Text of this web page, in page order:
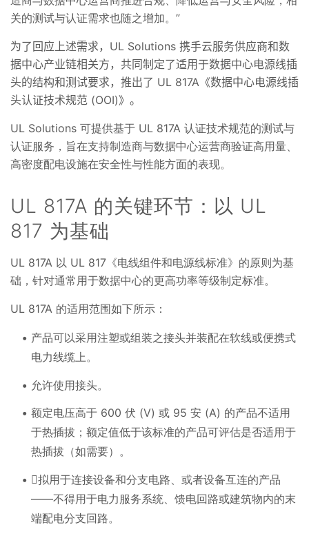
关的测试与认证需求也随之增加。”
为了回应上述需求，UL Solutions 携手云服务供应商和数
据中心产业链相关方，共同制定了适用于数据中心电源线插
头的结构和测试要求，推出了 UL 817A《数据中心电源线插
头认证技术规范 (OOI)》。
UL Solutions 可提供基于 UL 817A 认证技术规范的测试与
认证服务，旨在支持制造商与数据中心运营商验证高用量、
高密度配电设施在安全性与性能方面的表现。
UL 817A 的关键环节：以 UL
817 为基础
UL 817A 以 UL 817《电线组件和电源线标准》的原则为基
础，针对通常用于数据中心的更高功率等级制定标准。
UL 817A 的适用范围如下所示：
产品可以采用注塑或组装之接头并装配在软线或便携式
电力线缆上。
允许使用接头。
额定电压高于 600 伏 (V) 或 95 安 (A) 的产品不适用
于热插拔；额定值低于该标准的产品可评估是否适用于
热插拔（如需要）。
拟用于连接设备和分支电路、或者设备互连的产品
——不得用于电力服务系统、馈电回路或建筑物内的末
端配电分支回路。